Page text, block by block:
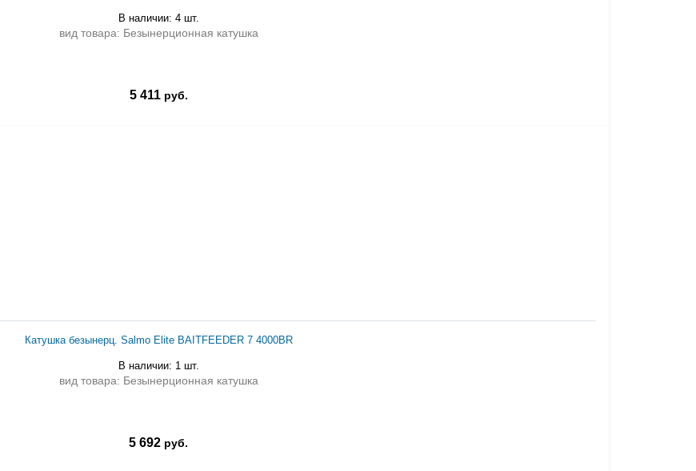
В наличии: 4 шт.
вид товара: Безынерционная катушка
5 411руб.
Катушка безынерц. Salmo Elite BAITFEEDER 7 4000BR
В наличии: 1 шт.
вид товара: Безынерционная катушка
5 692 руб.